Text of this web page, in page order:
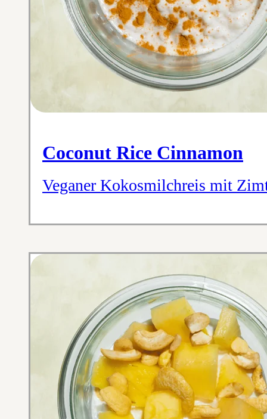
Coconut Rice Cinnamon
Veganer Kokosmilchreis mit